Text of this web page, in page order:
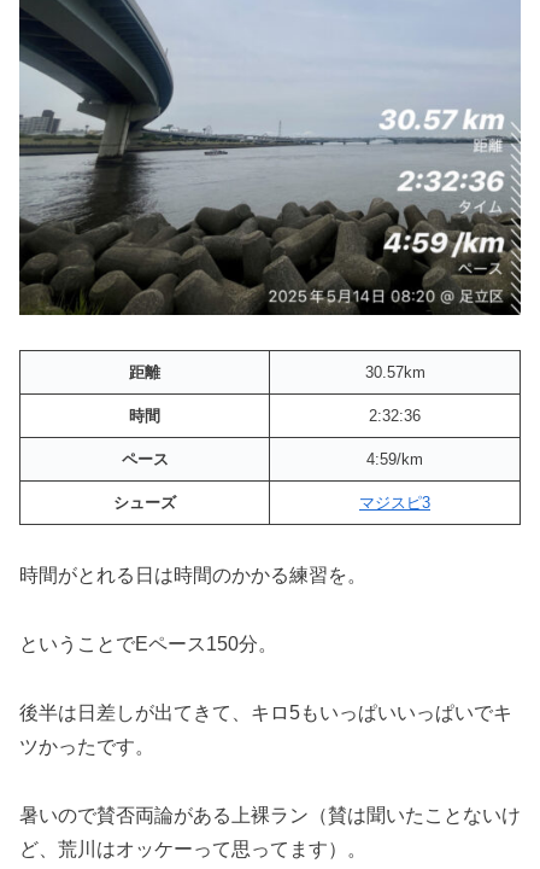
距離 30.57km
時間 2:32:36
ペース 4:59/km
シューズ マジスピ3
時間がとれる日は時間のかかる練習を。
ということでEペース150分。
後半は日差しが出てきて、キロ5もいっぱいいっぱいでキ
ツかったです。
暑いので賛否両論がある上裸ラン（賛は聞いたことないけ
ど、荒川はオッケーって思ってます）。